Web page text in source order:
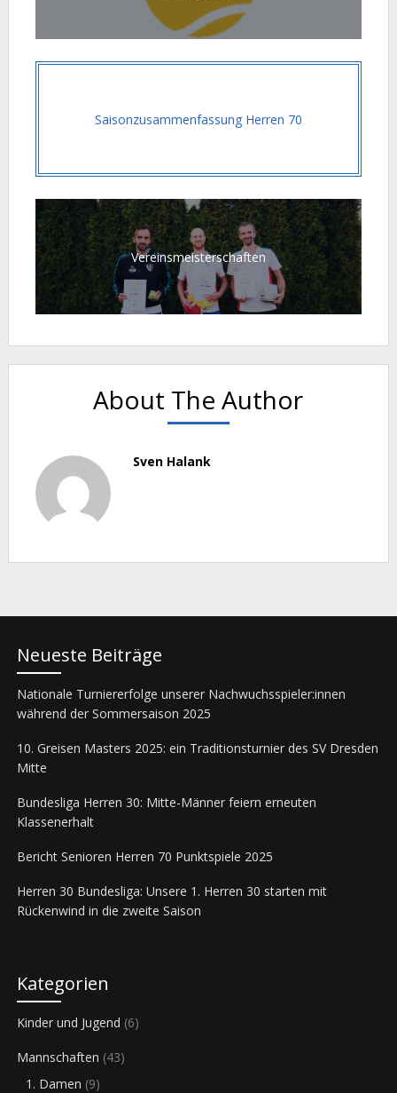
Saisonzusammenfassung Herren 70
Vereinsmeisterschaften
About The Author
Sven Halank
Neueste Beiträge
Nationale Turniererfolge unserer Nachwuchsspieler:innen
während der Sommersaison 2025
10. Greisen Masters 2025: ein Traditionsturnier des SV Dresden
Mitte
Bundesliga Herren 30: Mitte-Männer feiern erneuten
Klassenerhalt
Bericht Senioren Herren 70 Punktspiele 2025
Herren 30 Bundesliga: Unsere 1. Herren 30 starten mit
Rückenwind in die zweite Saison
Kategorien
Kinder und Jugend (6)
Mannschaften (43)
1. Damen (9)